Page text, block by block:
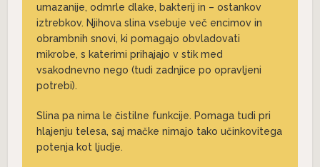
umazanije, odmrle dlake, bakterij in – ostankov
iztrebkov. Njihova slina vsebuje več encimov in
obrambnih snovi, ki pomagajo obvladovati
mikrobe, s katerimi prihajajo v stik med
vsakodnevno nego (tudi zadnjice po opravljeni
potrebi).
Slina pa nima le čistilne funkcije. Pomaga tudi pri
hlajenju telesa, saj mačke nimajo tako učinkovitega
potenja kot ljudje.